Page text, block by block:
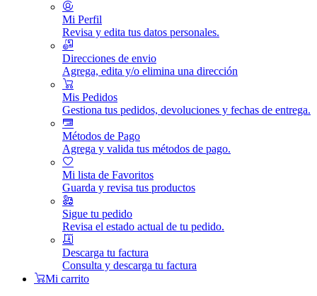
Mi Perfil
Revisa y edita tus datos personales.
Direcciones de envio
Agrega, edita y/o elimina una dirección
Mis Pedidos
Gestiona tus pedidos, devoluciones y fechas de entrega.
Métodos de Pago
Agrega y valida tus métodos de pago.
Mi lista de Favoritos
Guarda y revisa tus productos
Sigue tu pedido
Revisa el estado actual de tu pedido.
Descarga tu factura
Consulta y descarga tu factura
Mi carrito